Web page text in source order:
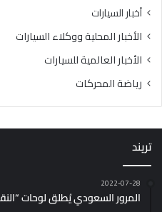
أخبار السيارات
الأخبار المحلية ووكلاء السيارات
الأخبار العالمية للسيارات
رياضة المحركات
تريند
2022-07-28
المرور السعودي يُطلق لوحات